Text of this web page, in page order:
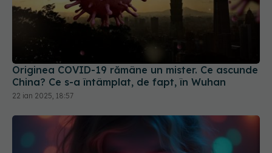
Originea COVID-19 rămâne un mister. Ce ascunde
China? Ce s-a întâmplat, de fapt, în Wuhan
22 ian 2025, 18:57